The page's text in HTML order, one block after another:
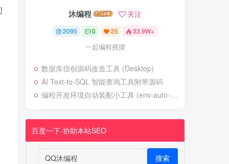
沐编程 关注
2095 0 25 33.9W+
一起编程摇摆
数据库信创源码改造工具 (Desktop)
AI Text-to-SQL 智能查询工具附带源码
编程开发环境自动装配小工具 (env-auto-setup)
百度一下-协助本站SEO
搜索